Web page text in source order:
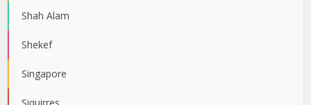
Shah Alam
Shekef
Singapore